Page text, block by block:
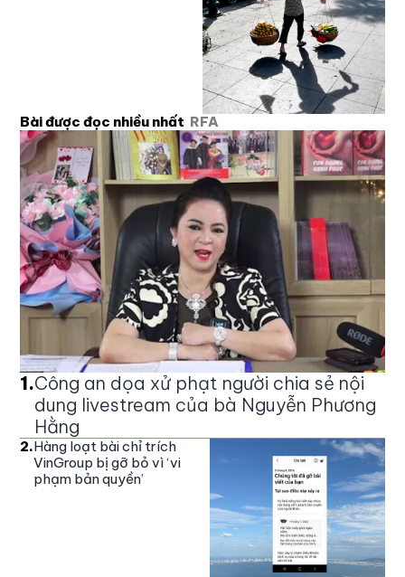
Bài được đọc nhiều nhất RFA
1.Công an dọa xử phạt người chia sẻ nội
dung livestream của bà Nguyễn Phương
Hằng
2.Hàng loạt bài chỉ trích
VinGroup bị gỡ bỏ vì ‘vi
phạm bản quyền’